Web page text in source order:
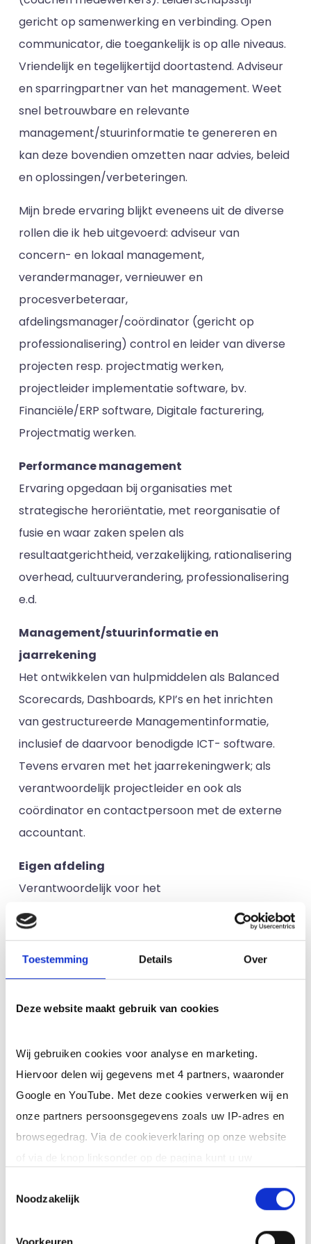
Toestemming Details Over
Deze website maakt gebruik van cookies
Wij gebruiken cookies voor analyse en marketing.
Hiervoor delen wij gegevens met 4 partners, waaronder
Google en YouTube. Met deze cookies verwerken wij en
onze partners persoonsgegevens zoals uw IP-adres en
browsegedrag. Via de cookieverklaring op onze website
doeleinden.
Noodzakelijk
gericht op samenwerking en verbinding. Open
communicator, die toegankelijk is op alle niveaus.
Vriendelijk en tegelijkertijd doortastend. Adviseur
en sparringpartner van het management. Weet
snel betrouwbare en relevante
management/stuurinformatie te genereren en
kan deze bovendien omzetten naar advies, beleid
en oplossingen/verbeteringen.
Mijn brede ervaring blijkt eveneens uit de diverse
rollen die ik heb uitgevoerd: adviseur van
concern- en lokaal management,
verandermanager, vernieuwer en
procesverbeteraar,
afdelingsmanager/coördinator (gericht op
professionalisering) control en leider van diverse
projecten resp. projectmatig werken,
projectleider implementatie software, bv.
Financiële/ERP software, Digitale facturering,
Projectmatig werken.
Performance management
Ervaring opgedaan bij organisaties met
strategische heroriëntatie, met reorganisatie of
fusie en waar zaken spelen als
resultaatgerichtheid, verzakelijking, rationalisering
overhead, cultuurverandering, professionalisering
e.d.
Management/stuurinformatie en
jaarrekening
Het ontwikkelen van hulpmiddelen als Balanced
Scorecards, Dashboards, KPI’s en het inrichten
van gestructureerde Managementinformatie,
inclusief de daarvoor benodigde ICT- software.
Tevens ervaren met het jaarrekeningwerk; als
verantwoordelijk projectleider en ook als
coördinator en contactpersoon met de externe
accountant.
Eigen afdeling
Verantwoordelijk voor het
opzetten/(her)inrichten van een eigen afdeling.
Hierbij veel aandacht voor het coachen en de
ontwikkeling van de eigen medewerkers. Ook
aandacht voor procesverbeteringen op gebied
Ervaring met ondersteunende diensten als
Facilitaire zaken, ICT, Huisvesting & Vastgoed en
ook met Roostering en andere logistiek planning.
Subsidies
Daadkrachtig (man)
Energieke Senior Interim Finance Professional,